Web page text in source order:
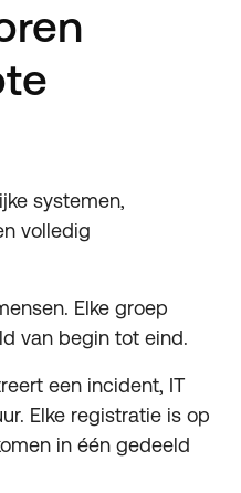
systemen,
volledig
Elke groep
van begin tot eind.
een incident, IT
Elke registratie is op
in één gedeeld